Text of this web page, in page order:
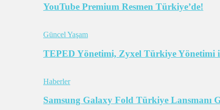
YouTube Premium Resmen Türkiye’de!
Güncel Yaşam
TEPED Yönetimi, Zyxel Türkiye Yönetimi
Haberler
Samsung Galaxy Fold Türkiye Lansmanı